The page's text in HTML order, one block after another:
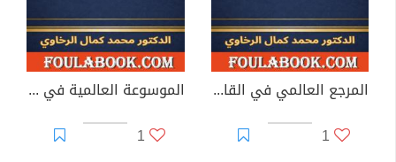
المرجع العالمي في القانون التجاري للأوراق المالية
1
الموسوعة العالمية في التحكيم الاستثماري الرياضي
1